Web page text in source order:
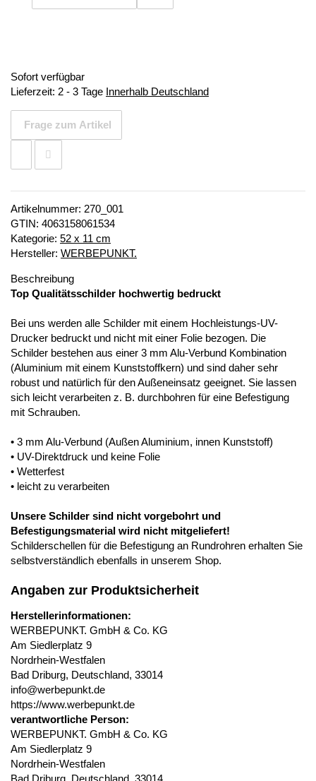
Sofort verfügbar
Lieferzeit: 2 - 3 Tage Innerhalb Deutschland
Frage zum Artikel
Artikelnummer: 270_001
GTIN: 4063158061534
Kategorie: 52 x 11 cm
Hersteller: WERBEPUNKT.
Beschreibung
Top Qualitätsschilder hochwertig bedruckt
Bei uns werden alle Schilder mit einem Hochleistungs-UV-
Drucker bedruckt und nicht mit einer Folie bezogen. Die
Schilder bestehen aus einer 3 mm Alu-Verbund Kombination
(Aluminium mit einem Kunststoffkern) und sind daher sehr
robust und natürlich für den Außeneinsatz geeignet. Sie lassen
sich leicht verarbeiten z. B. durchbohren für eine Befestigung
mit Schrauben.
• 3 mm Alu-Verbund (Außen Aluminium, innen Kunststoff)
• UV-Direktdruck und keine Folie
• Wetterfest
• leicht zu verarbeiten
Unsere Schilder sind nicht vorgebohrt und
Befestigungsmaterial wird nicht mitgeliefert!
Schilderschellen für die Befestigung an Rundrohren erhalten Sie
selbstverständlich ebenfalls in unserem Shop.
Angaben zur Produktsicherheit
Herstellerinformationen:
WERBEPUNKT. GmbH & Co. KG
Am Siedlerplatz 9
Nordrhein-Westfalen
Bad Driburg, Deutschland, 33014
info@werbepunkt.de
https://www.werbepunkt.de
verantwortliche Person:
WERBEPUNKT. GmbH & Co. KG
Am Siedlerplatz 9
Nordrhein-Westfalen